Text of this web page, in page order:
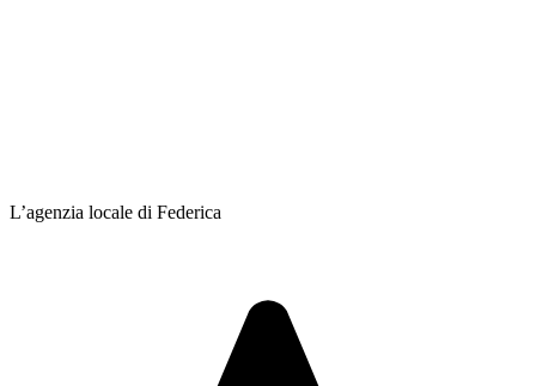
L’agenzia locale di Federica